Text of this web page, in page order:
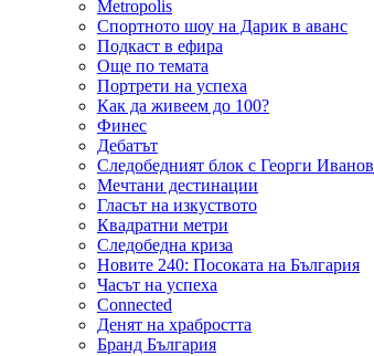
Metropolis
Спортното шоу на Дарик в аванс
Подкаст в ефира
Още по темата
Портрети на успеха
Как да живеем до 100?
Финес
Дебатът
Следобедният блок с Георги Иванов
Мечтани дестинации
Гласът на изкуството
Квадратни метри
Следобедна криза
Новите 240: Посоката на България
Часът на успеха
Connected
Денят на храбростта
Бранд България